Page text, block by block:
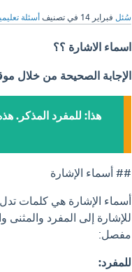
سُئل فبراير 14 في تصنيف أسئلة
اسماء الاشارة ؟؟
الإجابة الصحيحة من خلال
هذا: للمفرد المذكر.
## أسماء الإشارة
أسماء الإشارة هي كلمات
للإشارة إلى المفرد
مفصل:
للمفرد: